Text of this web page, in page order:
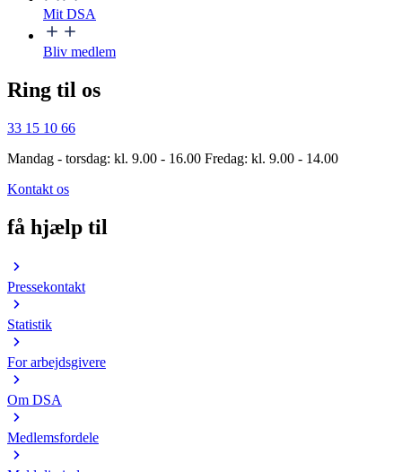
Mit DSA
Bliv medlem
Ring til os
33 15 10 66
Mandag - torsdag: kl. 9.00 - 16.00 Fredag: kl. 9.00 - 14.00
Kontakt os
få hjælp til
Pressekontakt
Statistik
For arbejdsgivere
Om DSA
Medlemsfordele